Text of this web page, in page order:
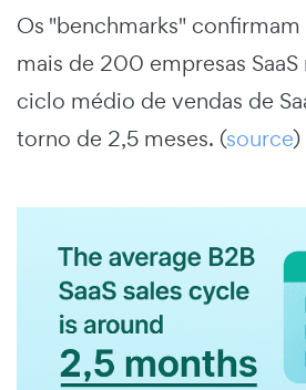
Os "benchmarks"
mais de 200 empresas
ciclo médio de vendas de
torno de 2,5 meses. (source)